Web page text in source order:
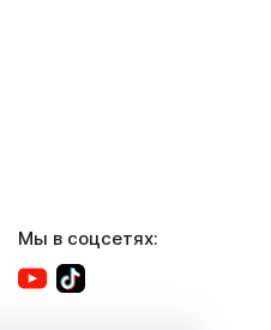
Мы в соцсетях: